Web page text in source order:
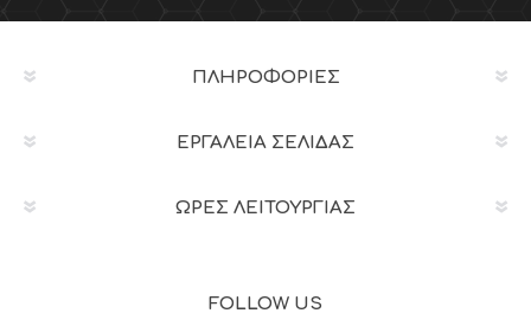
ΠΛΗΡΟΦΟΡΊΕΣ
ΕΡΓΑΛΕΊΑ ΣΕΛΊΔΑΣ
ΩΡΕΣ ΛΕΙΤΟΥΡΓΙΑΣ
FOLLOW US